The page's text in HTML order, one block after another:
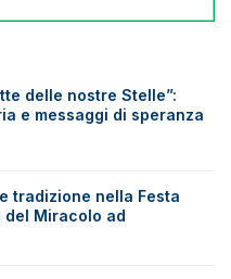
delle nostre Stelle”:
e messaggi di speranza
tradizione nella Festa
del Miracolo ad